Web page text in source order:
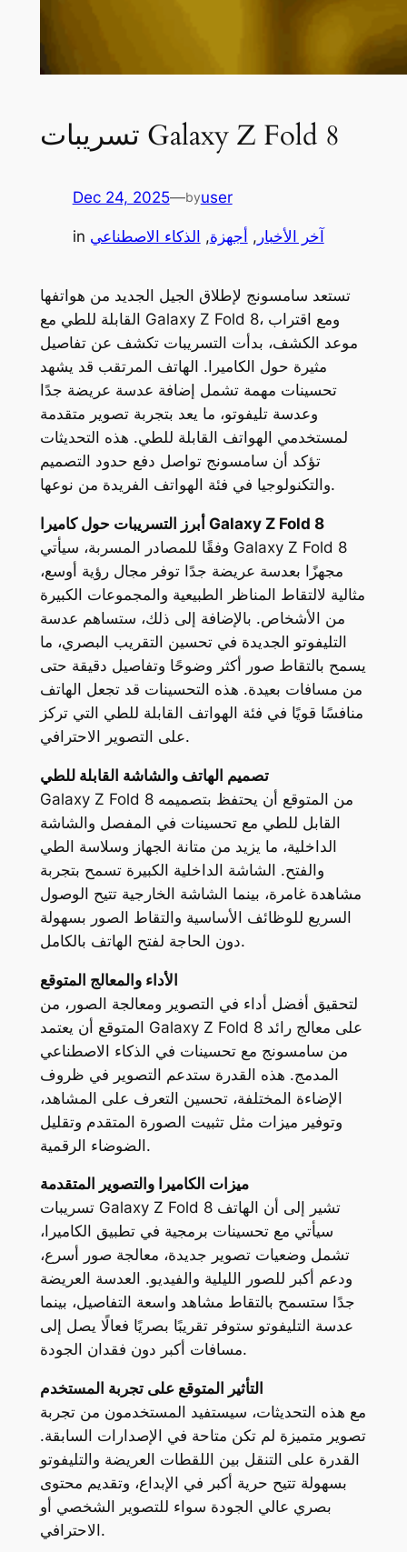
تسريبات Galaxy Z Fold 8
Dec 24, 2025—byuser
in آخر الأخبار , أجهزة, الذكاء الاصطناعي
تستعد سامسونج لإطلاق الجيل الجديد من هواتفها
القابلة للطي مع Galaxy Z Fold 8، ومع اقتراب
موعد الكشف، بدأت التسريبات تكشف عن تفاصيل
مثيرة حول الكاميرا. الهاتف المرتقب قد يشهد
تحسينات مهمة تشمل إضافة عدسة عريضة جدًا
وعدسة تليفوتو، ما يعد بتجربة تصوير متقدمة
لمستخدمي الهواتف القابلة للطي. هذه التحديثات
تؤكد أن سامسونج تواصل دفع حدود التصميم
والتكنولوجيا في فئة الهواتف الفريدة من نوعها.
أبرز التسريبات حول كاميرا Galaxy Z Fold 8
وفقًا للمصادر المسربة، سيأتي Galaxy Z Fold 8
مجهزًا بعدسة عريضة جدًا توفر مجال رؤية أوسع،
مثالية لالتقاط المناظر الطبيعية والمجموعات الكبيرة
من الأشخاص. بالإضافة إلى ذلك، ستساهم عدسة
التليفوتو الجديدة في تحسين التقريب البصري، ما
يسمح بالتقاط صور أكثر وضوحًا وتفاصيل دقيقة حتى
من مسافات بعيدة. هذه التحسينات قد تجعل الهاتف
منافسًا قويًا في فئة الهواتف القابلة للطي التي تركز
على التصوير الاحترافي.
تصميم الهاتف والشاشة القابلة للطي
Galaxy Z Fold 8 من المتوقع أن يحتفظ بتصميمه
القابل للطي مع تحسينات في المفصل والشاشة
الداخلية، ما يزيد من متانة الجهاز وسلاسة الطي
والفتح. الشاشة الداخلية الكبيرة تسمح بتجربة
مشاهدة غامرة، بينما الشاشة الخارجية تتيح الوصول
السريع للوظائف الأساسية والتقاط الصور بسهولة
دون الحاجة لفتح الهاتف بالكامل.
الأداء والمعالج المتوقع
لتحقيق أفضل أداء في التصوير ومعالجة الصور، من
المتوقع أن يعتمد Galaxy Z Fold 8 على معالج رائد
من سامسونج مع تحسينات في الذكاء الاصطناعي
المدمج. هذه القدرة ستدعم التصوير في ظروف
الإضاءة المختلفة، تحسين التعرف على المشاهد،
وتوفير ميزات مثل تثبيت الصورة المتقدم وتقليل
الضوضاء الرقمية.
ميزات الكاميرا والتصوير المتقدمة
تسريبات Galaxy Z Fold 8 تشير إلى أن الهاتف
سيأتي مع تحسينات برمجية في تطبيق الكاميرا،
تشمل وضعيات تصوير جديدة، معالجة صور أسرع،
ودعم أكبر للصور الليلية والفيديو. العدسة العريضة
جدًا ستسمح بالتقاط مشاهد واسعة التفاصيل، بينما
عدسة التليفوتو ستوفر تقريبًا بصريًا فعالًا يصل إلى
مسافات أكبر دون فقدان الجودة.
التأثير المتوقع على تجربة المستخدم
مع هذه التحديثات، سيستفيد المستخدمون من تجربة
تصوير متميزة لم تكن متاحة في الإصدارات السابقة.
القدرة على التنقل بين اللقطات العريضة والتليفوتو
بسهولة تتيح حرية أكبر في الإبداع، وتقديم محتوى
بصري عالي الجودة سواء للتصوير الشخصي أو
الاحترافي.